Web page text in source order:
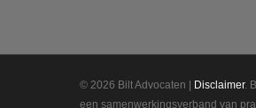
© 2026 Bilt Advocaten | Disclaimer.
een samenwerkingsverband van